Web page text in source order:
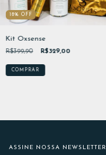
18% OFF
Kit Oxsense
R$399,90 R$329,00
ASSINE NOSSA NEWSLETTER